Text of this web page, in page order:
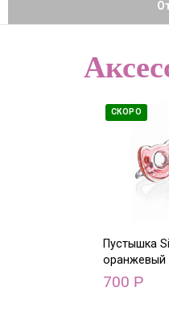
СКОРО
Пустышка
оранжевый
700 Р